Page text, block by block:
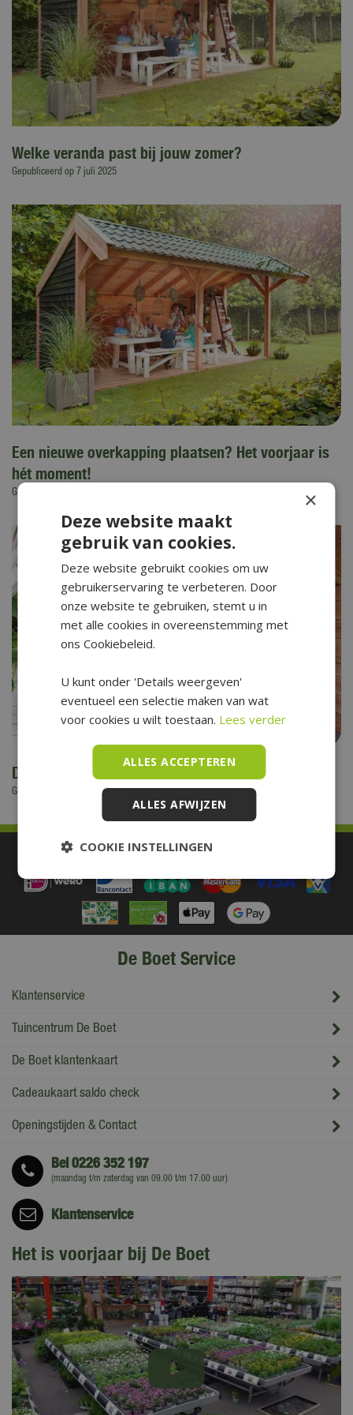
Welke veranda past bij jouw zomer?
Gepubliceerd op 7 juli 2025
Een nieuwe overkapping plaatsen? Het voorjaar is
hét moment!
Gepubliceerd op
De Boet opent het veranda seizoen
Gepubliceerd op 28 maart 2024
Betaal makkelijk en veilig
De Boet Service
Klantenservice
Tuincentrum De Boet
De Boet klantenkaart
Cadeaukaart saldo check
Openingstijden & Contact
Bel0226 352 197
(maandag t/m zaterdag van 09.00 t/m 17.00 uur)
Klantenservice
Het is voorjaar bij De Boet
×
Deze website maakt
gebruik van cookies.
Deze website gebruikt cookies om uw
gebruikerservaring te verbeteren. Door
onze website te gebruiken, stemt u in
met alle cookies in overeenstemming met
ons Cookiebeleid.
U kunt onder 'Details weergeven'
eventueel een selectie maken van wat
voor cookies u wilt toestaan. Lees verder
ALLES ACCEPTEREN
ALLES AFWIJZEN
COOKIE INSTELLINGEN